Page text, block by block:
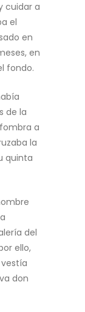
cuidar a
el
en
en
fondo.
de la
a
la
quinta
del
ello,
don